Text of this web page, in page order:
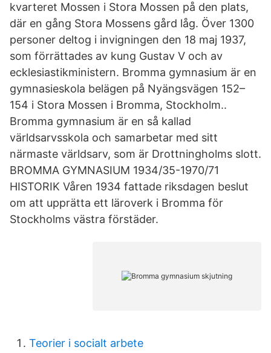
kvarteret Mossen i Stora Mossen på den plats,
där en gång Stora Mossens gård låg. Över 1300
personer deltog i invigningen den 18 maj 1937,
som förrättades av kung Gustav V och av
ecklesiastikministern. Bromma gymnasium är en
gymnasieskola belägen på Nyängsvägen 152–
154 i Stora Mossen i Bromma, Stockholm..
Bromma gymnasium är en så kallad
världsarvsskola och samarbetar med sitt
närmaste världsarv, som är Drottningholms slott.
BROMMA GYMNASIUM 1934/35-1970/71
HISTORIK Våren 1934 fattade riksdagen beslut
om att upprätta ett läroverk i Bromma för
Stockholms västra förstäder.
Teorier i socialt arbete